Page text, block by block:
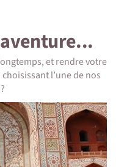
n'est nécessaire.
les températures
40 degrés ce qui
et rendre votre
l’une de nos